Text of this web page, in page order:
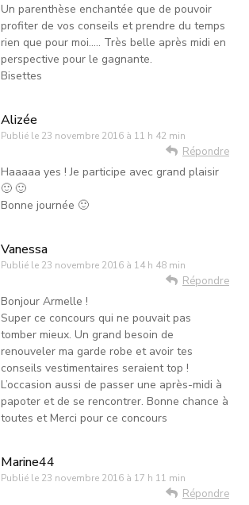
Un parenthèse enchantée que de pouvoir
profiter de vos conseils et prendre du temps
rien que pour moi….. Très belle après midi en
perspective pour le gagnante.
Bisettes
Alizée
Publié le 23 novembre 2016 à 11 h 42 min
Répondre
Haaaaa yes ! Je participe avec grand plaisir
🙂 🙂
Bonne journée 🙂
Vanessa
Publié le 23 novembre 2016 à 14 h 48 min
Répondre
Bonjour Armelle !
Super ce concours qui ne pouvait pas
tomber mieux. Un grand besoin de
renouveler ma garde robe et avoir tes
conseils vestimentaires seraient top !
L’occasion aussi de passer une après-midi à
papoter et de se rencontrer. Bonne chance à
toutes et Merci pour ce concours
Marine44
Publié le 23 novembre 2016 à 17 h 11 min
Répondre